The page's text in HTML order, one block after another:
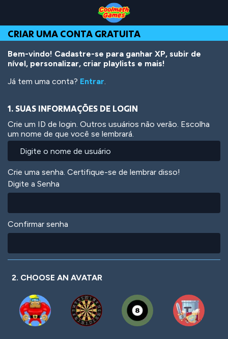
Top
of
Page
Navigation
Main
Content
Footer
o
conteúdo
principal
CRIAR UMA CONTA GRATUITA
Bem-vindo! Cadastre-se para ganhar XP, subir de
nível, personalizar, criar playlists e mais!
Já tem uma conta? Entrar.
1. SUAS INFORMAÇÕES DE LOGIN
Crie um ID de login. Outros usuários não verão. Escolha
um nome de que você se lembrará.
Crie uma senha. Certifique-se de lembrar disso!
Digite a Senha
Confirmar senha
2. CHOOSE AN AVATAR